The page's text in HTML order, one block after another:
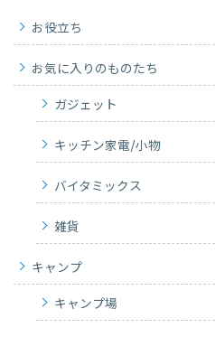
お役立ち
お気に入りのものたち
ガジェット
キッチン家電/小物
バイタミックス
雑貨
キャンプ
キャンプ場